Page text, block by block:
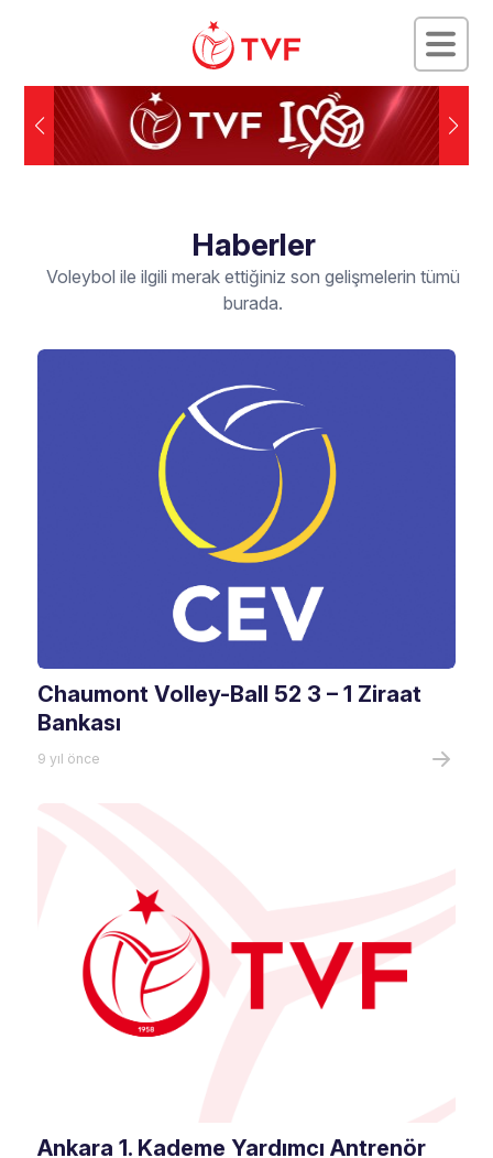
Haberler
Voleybol ile ilgili merak ettiğiniz son gelişmelerin tümü
burada.
Chaumont Volley-Ball 52 3 – 1 Ziraat
Bankası
9 yıl önce
Ankara 1. Kademe Yardımcı Antrenör